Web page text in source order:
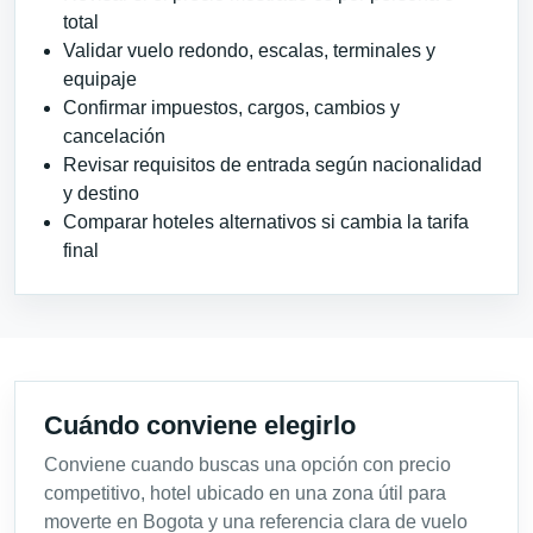
total
Validar vuelo redondo, escalas, terminales y
equipaje
Confirmar impuestos, cargos, cambios y
cancelación
Revisar requisitos de entrada según nacionalidad
y destino
Comparar hoteles alternativos si cambia la tarifa
final
Cuándo conviene elegirlo
Conviene cuando buscas una opción con precio
competitivo, hotel ubicado en una zona útil para
moverte en Bogota y una referencia clara de vuelo